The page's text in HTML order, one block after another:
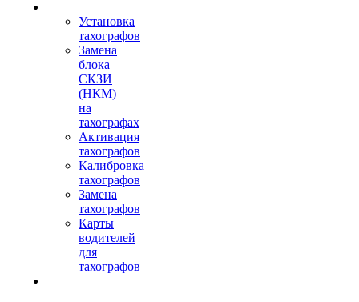
Установка
тахографов
Замена
блока
СКЗИ
(НКМ)
на
тахографах
Активация
тахографов
Калибровка
тахографов
Замена
тахографов
Карты
водителей
для
тахографов